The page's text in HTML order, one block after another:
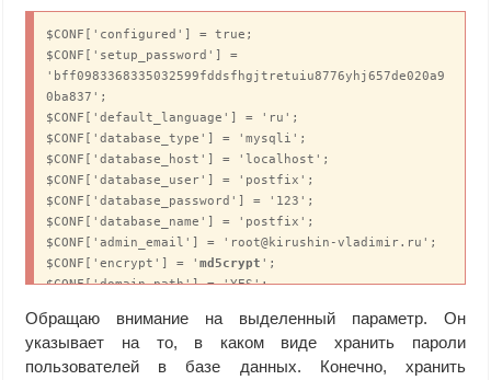
$CONF['configured'] = true;
$CONF['setup_password'] =
'bff0983368335032599fddsfhgjtretuiu8776yhj657de020a9
0ba837';
$CONF['default_language'] = 'ru';
$CONF['database_type'] = 'mysqli';
$CONF['database_host'] = 'localhost';
$CONF['database_user'] = 'postfix';
$CONF['database_password'] = '123';
$CONF['database_name'] = 'postfix';
$CONF['admin_email'] = 'root@kirushin-vladimir.ru';
$CONF['encrypt'] = 'md5crypt ';
$CONF['domain_path'] = 'YES';
$CONF['transport_default'] = 'virtual';
$CONF['show_footer_text'] = 'YES';
$CONF['footer_text'] = 'Return to
Обращаю внимание на выделенный параметр. Он
указывает на то, в каком виде хранить пароли
пользователей в базе данных. Конечно, хранить